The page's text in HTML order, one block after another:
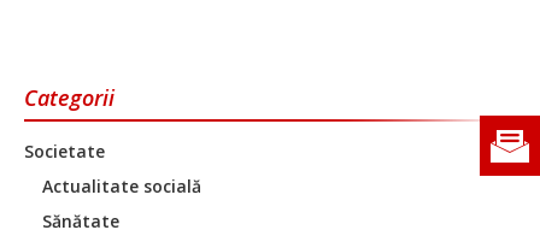
Categorii
Societate
Actualitate socială
Sănătate